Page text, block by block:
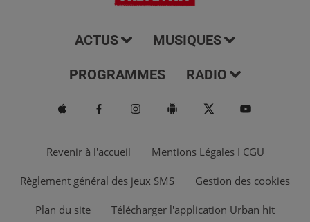
ACTUS MUSIQUES
PROGRAMMES RADIO
Revenir à l'accueil Mentions Légales I CGU
Règlement général des jeux SMS Gestion des cookies
Plan du site Télécharger l'application Urban hit